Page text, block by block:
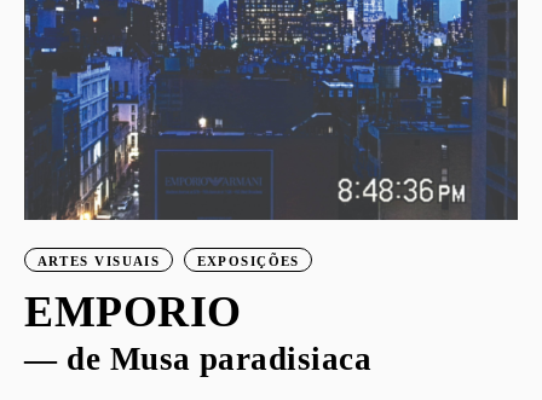
ARTES VISUAIS EXPOSIÇÕES
EMPORIO
— de Musa paradisiaca